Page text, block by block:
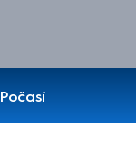
Počasí